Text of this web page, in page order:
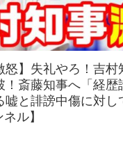
怒】失礼やろ！吉
斎藤知事へ「経歴
嘘と誹謗中傷に対し
ル】